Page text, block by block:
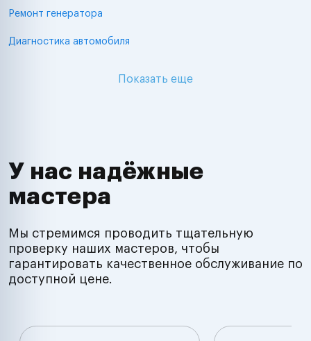
Ремонт генератора
Диагностика автомобиля
Показать еще
У нас надёжные
мастера
Мы стремимся проводить тщательную
проверку наших мастеров, чтобы
гарантировать качественное обслуживание по
доступной цене.